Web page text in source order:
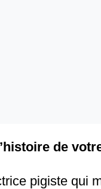
de
pigiste qui